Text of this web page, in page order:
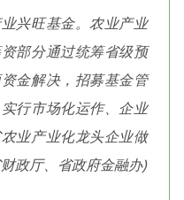
兴旺基金。农业产业
部分通过统筹省级预
金解决，招募基金管
行市场化运作、企业
业产业化龙头企业做
政厅、省政府金融办)